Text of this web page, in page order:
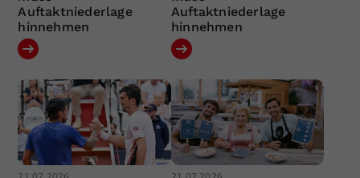
Auftaktniederlage
hinnehmen
Auftaktniederlage
hinnehmen